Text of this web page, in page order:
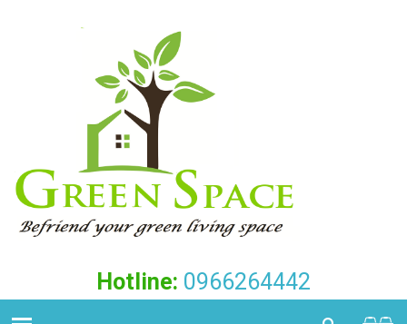
Hotline: 0966264442